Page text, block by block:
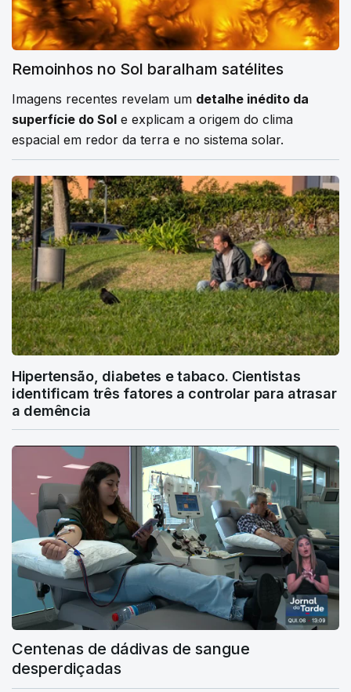
Remoinhos no Sol baralham satélites
Imagens recentes revelam um detalhe inédito da
superfície do Sol e explicam a origem do clima
espacial em redor da terra e no sistema solar.
Hipertensão, diabetes e tabaco. Cientistas
identificam três fatores a controlar para atrasar
a demência
Centenas de dádivas de sangue
desperdiçadas